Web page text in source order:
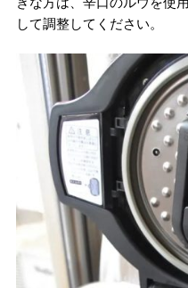
して調整してください。